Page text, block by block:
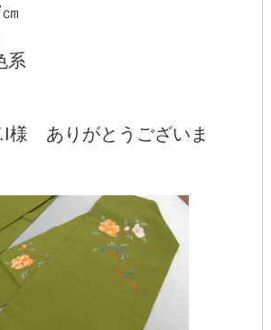
系
ありがとうございま